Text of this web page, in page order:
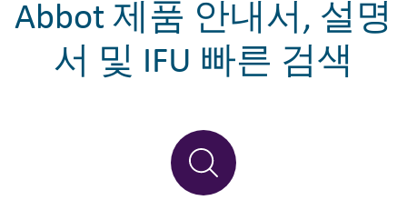
Abbot 제품 안내서, 설명
서 및 IFU 빠른 검색